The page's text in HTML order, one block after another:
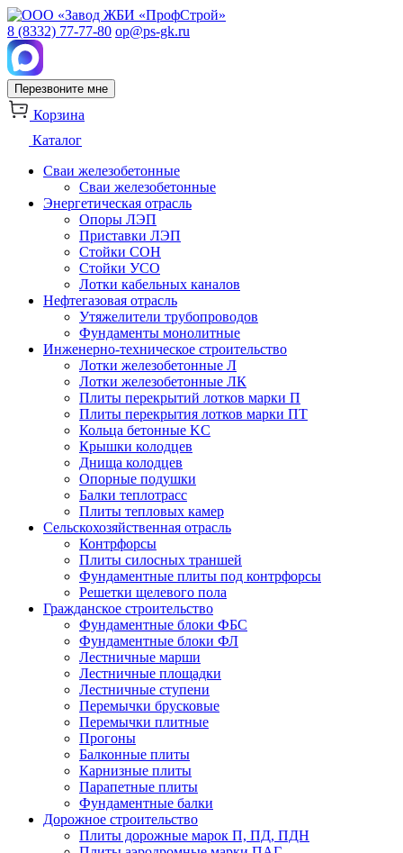
8 (8332) 77-77-80 op@ps-gk.ru
Перезвоните мне
Корзина
Каталог
Сваи железобетонные
Сваи железобетонные
Энергетическая отрасль
Опоры ЛЭП
Приставки ЛЭП
Стойки СОН
Стойки УСО
Лотки кабельных каналов
Нефтегазовая отрасль
Утяжелители трубопроводов
Фундаменты монолитные
Инженерно-техническое строительство
Лотки железобетонные Л
Лотки железобетонные ЛК
Плиты перекрытий лотков марки П
Плиты перекрытия лотков марки ПТ
Кольца бетонные KC
Крышки колодцев
Днища колодцев
Опорные подушки
Балки теплотрасс
Плиты тепловых камер
Сельскохозяйственная отрасль
Контрфорсы
Плиты силосных траншей
Фундаментные плиты под контрфорсы
Решетки щелевого пола
Гражданское строительство
Фундаментные блоки ФБС
Фундаментные блоки ФЛ
Лестничные марши
Лестничные площадки
Лестничные ступени
Перемычки брусковые
Перемычки плитные
Прогоны
Балконные плиты
Карнизные плиты
Парапетные плиты
Фундаментные балки
Дорожное строительство
Плиты дорожные марок П, ПД, ПДН